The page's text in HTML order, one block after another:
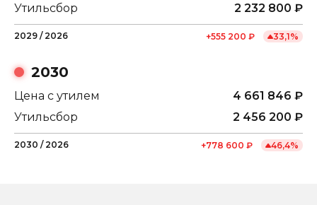
Утильсбор
2 232 800 ₽
2029 / 2026 +555 200 ₽ 33,1%
2030
Цена с утилем 4 661 846 ₽
Утильсбор
2 456 200 ₽
2030 / 2026 +778 600 ₽ 46,4%